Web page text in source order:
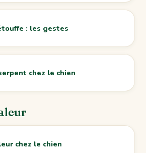
: les gestes
chez le chien
chez le chien